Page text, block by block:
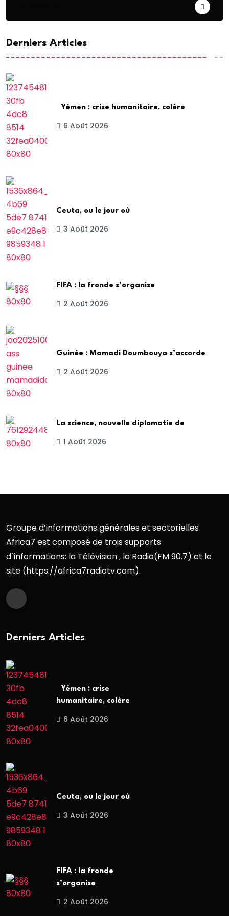
Derniers Articles
Yémen : crise humanitaire, colère
6 Août 2026
Ceuta, ou le jour où
3 Août 2026
FIFA : la fronde s’organise
2 Août 2026
Guinée : Mamadi Doumbouya s’accorde
2 Août 2026
La science, nouvelle diplomatie de
1 Août 2026
Groupe d’informations générales et sectorielles
Africa7 est composé de trois supports
d`informations: la Télévision , la Radio(FM 90.7) et le
site (https://africa7radiotv.com).
Derniers Articles
Yémen : crise
humanitaire, colère
6 Août 2026
Ceuta, ou le jour où
3 Août 2026
FIFA : la fronde
s’organise
2 Août 2026